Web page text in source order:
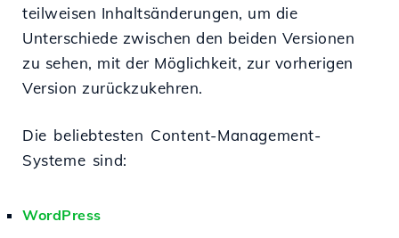
teilweisen Inhaltsänderungen, um die
Unterschiede zwischen den beiden Versionen
zu sehen, mit der Möglichkeit, zur vorherigen
Version zurückzukehren.
Die beliebtesten Content-Management-
Systeme sind:
WordPress